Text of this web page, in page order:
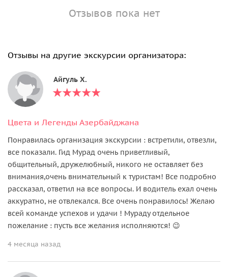
Отзывов пока нет
Отзывы на другие экскурсии организатора:
Айгуль Х.
Цвета и Легенды Азербайджана
Понравилась организация экскурсии : встретили, отвезли,
все показали. Гид Мурад очень приветливый,
общительный, дружелюбный, никого не оставляет без
внимания,очень внимательный к туристам! Все подробно
рассказал, ответил на все вопросы. И водитель ехал очень
аккуратно, не отвлекался. Все очень понравилось! Желаю
всей команде успехов и удачи ! Мураду отдельное
пожелание : пусть все желания исполняются! 😉
4 месяца назад